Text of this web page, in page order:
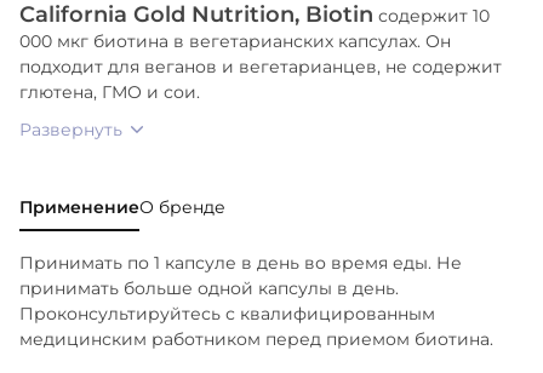
California Gold Nutrition, Biotin содержит 10
000 мкг биотина в вегетарианских капсулах. Он
подходит для веганов и вегетарианцев, не содержит
глютена, ГМО и сои.
Развернуть
ПрименениеО бренде
Принимать по 1 капсуле в день во время еды. Не
принимать больше одной капсулы в день.
Проконсультируйтесь с квалифицированным
медицинским работником перед приемом биотина.